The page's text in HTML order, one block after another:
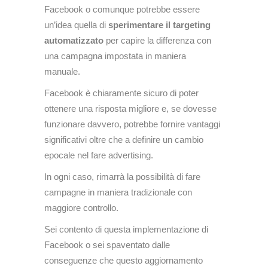
Facebook o comunque potrebbe essere
un’idea quella di sperimentare il targeting
automatizzato per capire la differenza con
una campagna impostata in maniera
manuale.
Facebook è chiaramente sicuro di poter
ottenere una risposta migliore e, se dovesse
funzionare davvero, potrebbe fornire vantaggi
significativi oltre che a definire un cambio
epocale nel fare advertising.
In ogni caso, rimarrà la possibilità di fare
campagne in maniera tradizionale con
maggiore controllo.
Sei contento di questa implementazione di
Facebook o sei spaventato dalle
conseguenze che questo aggiornamento